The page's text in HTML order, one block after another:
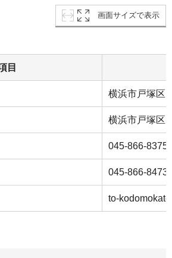
画面サイズで表示
目
横浜市戸塚区
横浜市戸塚区
045-866-8375
045-866-8473
to-